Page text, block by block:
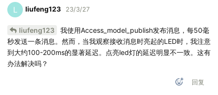
L liufeng123 23/3/27
liufeng123
我使用Access_model_publish发布消息，每50毫
秒发送一条消息。然而，当我观察接收消息时亮起的LED时，我注意
到大约100-200ms的显著延迟。点亮led灯的延迟明显不一致。这有
办法解决吗？
回复